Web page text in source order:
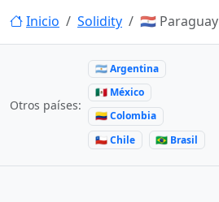
Inicio Solidity 🇵🇾 Paraguay
Otros países:
🇦🇷 Argentina
🇲🇽 México
🇨🇴 Colombia
🇨🇱 Chile
🇧🇷 Brasil